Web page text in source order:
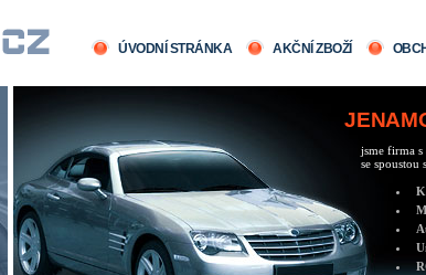
ÚVODNÍ STRÁNKA AKČNÍ ZBOŽÍ
jsme firma
se